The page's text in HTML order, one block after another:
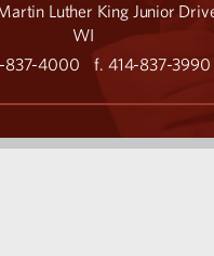
Luther King Junior
WI
837-4000
f. 414-837-3990